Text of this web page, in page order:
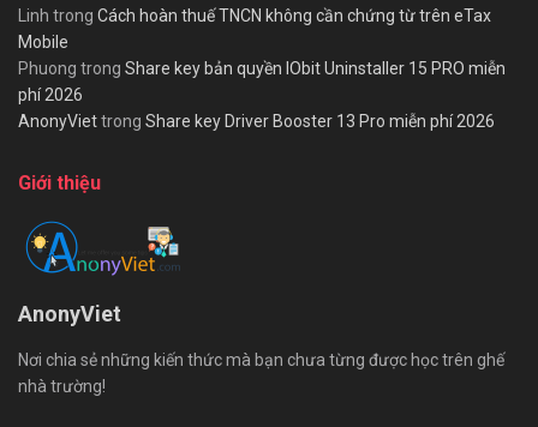
Linh trong Cách hoàn thuế TNCN không cần chứng từ trên eTax
Mobile
Phuong trong Share key bản quyền IObit Uninstaller 15 PRO miễn
phí 2026
AnonyViettrong Share key Driver Booster 13 Pro miễn phí 2026
Giới thiệu
AnonyViet
Nơi chia sẻ những kiến thức mà bạn chưa từng được học trên ghế
nhà trường!